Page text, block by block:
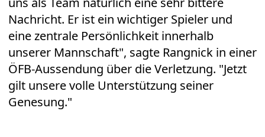
Nachricht. Er ist ein wichtiger Spieler und
eine zentrale Persönlichkeit innerhalb
unserer Mannschaft", sagte Rangnick in einer
ÖFB-Aussendung über die Verletzung. "Jetzt
gilt unsere volle Unterstützung seiner
Genesung."